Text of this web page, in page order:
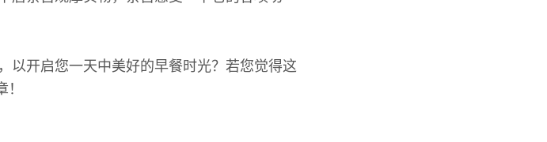
以开启您一天中美好的早餐时光？若您觉得这